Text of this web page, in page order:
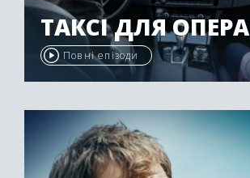
ТАКСІ ДЛЯ ОПЕРА
Повні епізоди